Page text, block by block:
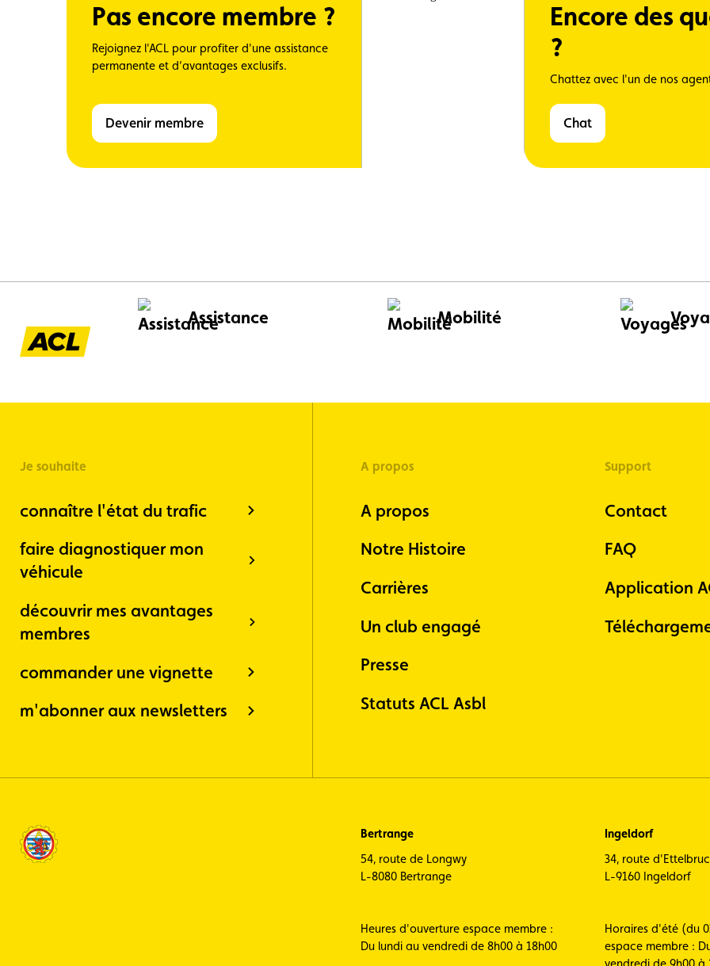
Pas encore membre ?
Rejoignez l'ACL pour profiter d'une assistance
permanente et d’avantages exclusifs.
Devenir membre
Encore des
?
Chattez avec l'un de nos
Chat
Assistance Mobilité
Je souhaite
connaître l'état du trafic
faire diagnostiquer mon
véhicule
découvrir mes avantages
membres
commander une vignette
m'abonner aux newsletters
A propos
A propos
Notre Histoire
Carrières
Un club engagé
Presse
Statuts ACL Asbl
Support
Contact
FAQ
Application
Bertrange
54, route de Longwy
L-8080 Bertrange
Heures d'ouverture espace membre :
Du lundi au vendredi de 8h00 à 18h00
Ingeldorf
34, route
L-9160 Ingeldorf
Horaires d'été (du
espace membre :